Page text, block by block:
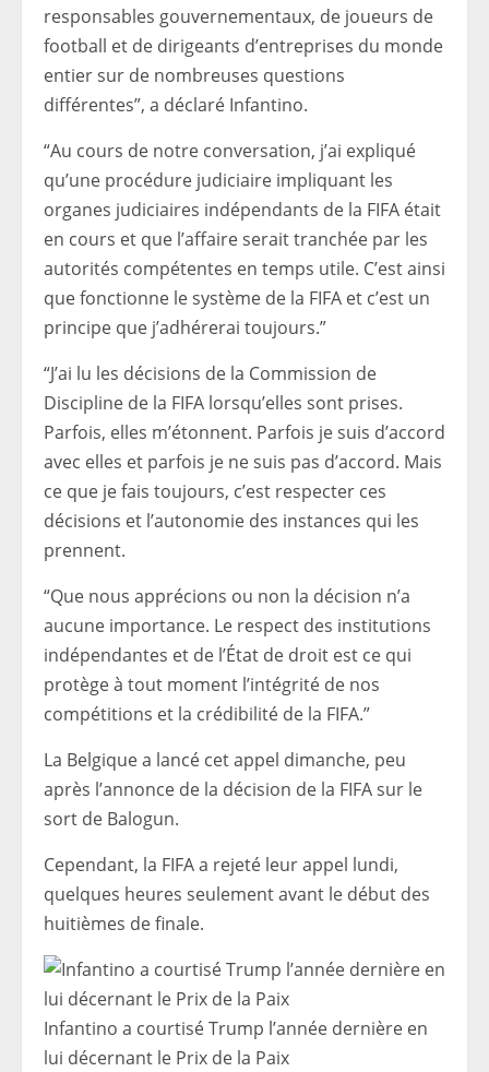
responsables gouvernementaux, de joueurs de
football et de dirigeants d’entreprises du monde
entier sur de nombreuses questions
différentes”, a déclaré Infantino.
“Au cours de notre conversation, j’ai expliqué
qu’une procédure judiciaire impliquant les
organes judiciaires indépendants de la FIFA était
en cours et que l’affaire serait tranchée par les
autorités compétentes en temps utile. C’est ainsi
que fonctionne le système de la FIFA et c’est un
principe que j’adhérerai toujours.”
“J’ai lu les décisions de la Commission de
Discipline de la FIFA lorsqu’elles sont prises.
Parfois, elles m’étonnent. Parfois je suis d’accord
avec elles et parfois je ne suis pas d’accord. Mais
ce que je fais toujours, c’est respecter ces
décisions et l’autonomie des instances qui les
prennent.
“Que nous apprécions ou non la décision n’a
aucune importance. Le respect des institutions
indépendantes et de l’État de droit est ce qui
protège à tout moment l’intégrité de nos
compétitions et la crédibilité de la FIFA.”
La Belgique a lancé cet appel dimanche, peu
après l’annonce de la décision de la FIFA sur le
sort de Balogun.
Cependant, la FIFA a rejeté leur appel lundi,
quelques heures seulement avant le début des
huitièmes de finale.
Infantino a courtisé Trump l’année dernière en
lui décernant le Prix de la Paix